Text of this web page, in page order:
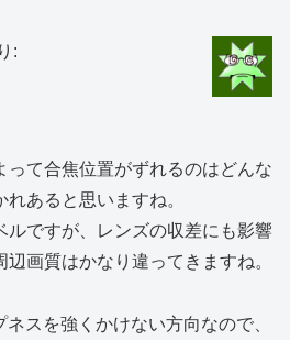
:
って合焦位置がずれるのはどんな
あると思いますね。
ルですが、レンズの収差にも影響
画質はかなり違ってきますね。
スを強くかけない方向なので、